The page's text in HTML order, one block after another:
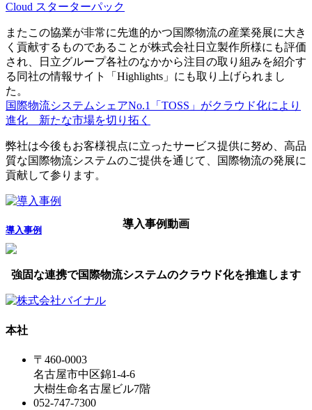
Cloud スターターパック
またこの協業が非常に先進的かつ国際物流の産業発展に大き
く貢献するものであることが株式会社日立製作所様にも評価
され、日立グループ各社のなかから注目の取り組みを紹介す
る同社の情報サイト「Highlights」にも取り上げられまし
た。
国際物流システムシェアNo.1「TOSS」がクラウド化により
進化 新たな市場を切り拓く
弊社は今後もお客様視点に立ったサービス提供に努め、高品
質な国際物流システムのご提供を通じて、国際物流の発展に
貢献して参ります。
導入事例
導入事例動画
強固な連携で国際物流システムのクラウド化を推進します
本社
〒460-0003
名古屋市中区錦1-4-6
大樹生命名古屋ビル7階
052-747-7300